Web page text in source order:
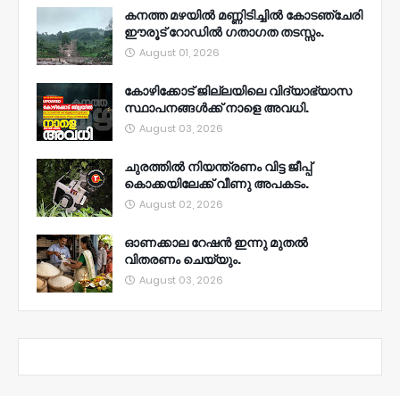
കനത്ത മഴയിൽ മണ്ണിടിച്ചിൽ കോടഞ്ചേരി
ഈരൂട് റോഡിൽ ഗതാഗത തടസ്സം.
August 01, 2026
കോഴിക്കോട് ജില്ലയിലെ വിദ്യാഭ്യാസ
സ്ഥാപനങ്ങൾക്ക് നാളെ അവധി.
August 03, 2026
ചുരത്തിൽ നിയന്ത്രണം വിട്ട ജീപ്പ്
കൊക്കയിലേക്ക് വീണു അപകടം.
August 02, 2026
ഓണക്കാല റേഷൻ ഇന്നു മുതല്‍
വിതരണം ചെയ്യും.
August 03, 2026